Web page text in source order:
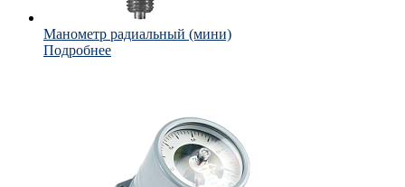
Манометр радиальный (мини)
Подробнее